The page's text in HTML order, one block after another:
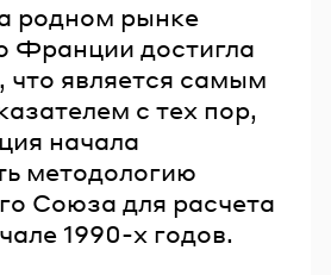
родном рынке
Франции достигла
что является самым
с тех пор,
начала
методологию
Союза для расчета
1990-х годов.